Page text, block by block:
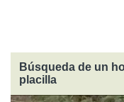
Búsqueda de un
placilla